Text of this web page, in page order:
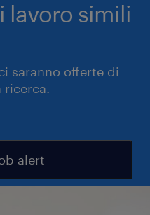
lavoro simili
saranno offerte di
ricerca.
alert